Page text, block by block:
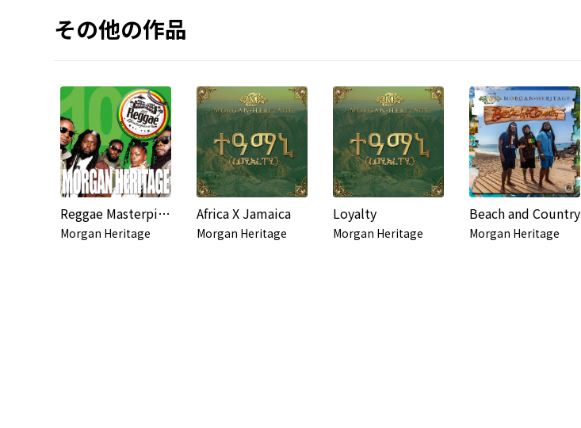
その他の作品
Reggae Masterpiece: Morgan Heritage
Morgan Heritage
Africa X Jamaica
Morgan Heritage
Loyalty
Morgan Heritage
Beach and Country
Morgan Heritage